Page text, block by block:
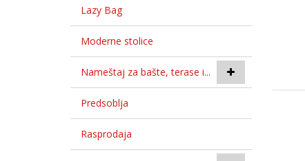
Lazy Bag
Moderne stolice
Nameštaj za bašte, terase i...
Predsoblja
Rasprodaja